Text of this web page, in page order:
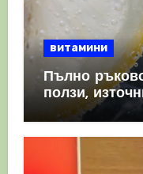
витамини
Пълно
ползи,
имунната